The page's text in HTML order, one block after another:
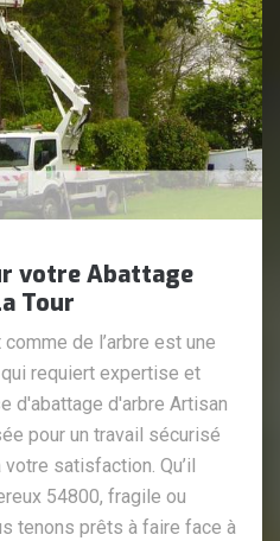
votre Abattage
Tour
de l’arbre est une
requiert expertise et
d'abattage d'arbre Artisan
pour un travail sécurisé
satisfaction. Qu’il
54800, fragile ou
tenons prêts à faire face à